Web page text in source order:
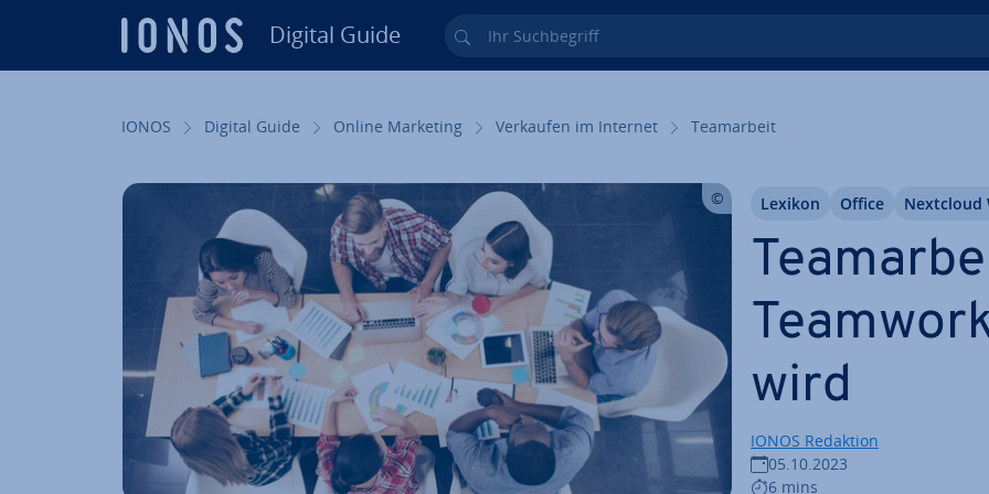
Digital Guide Ihr Such­be­griff
IONOS Digital Guide Online Marketing Verkaufen im Internet Team­ar­beit
wird
IONOS Redaktion
05.10.2023
6 mins
Lexikon Office Nextcloud